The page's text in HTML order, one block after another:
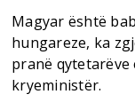
Magyar është
hungareze, ka
pranë qytetarëve
kryeministër.